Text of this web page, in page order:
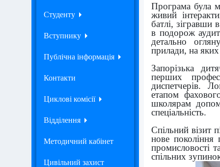
Студенту
Вступнику
Публічна інформація
Контакти
Циклові комісії
Відділення
Методичний кабінет
Цивільний захист
Програма була
живий
батлі,
в подорож
детально
прилади, на
Запорізька
перших
диспетчерів.
етапом
школярам
спеціальність.
Спільний візит
нове покоління
промисловості
спільних